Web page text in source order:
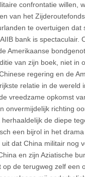
confrontatie willen,
van het
te overtuigen dat
bank is spectaculair.
Amerikaanse
van zijn boek, niet in
regering en de
relatie in de wereld
vreedzame opkomst
onvermijdelijk richting
de diepe
een bijrol in het
dat China militair nog
en zijn Aziatische
de terugweg zelf een